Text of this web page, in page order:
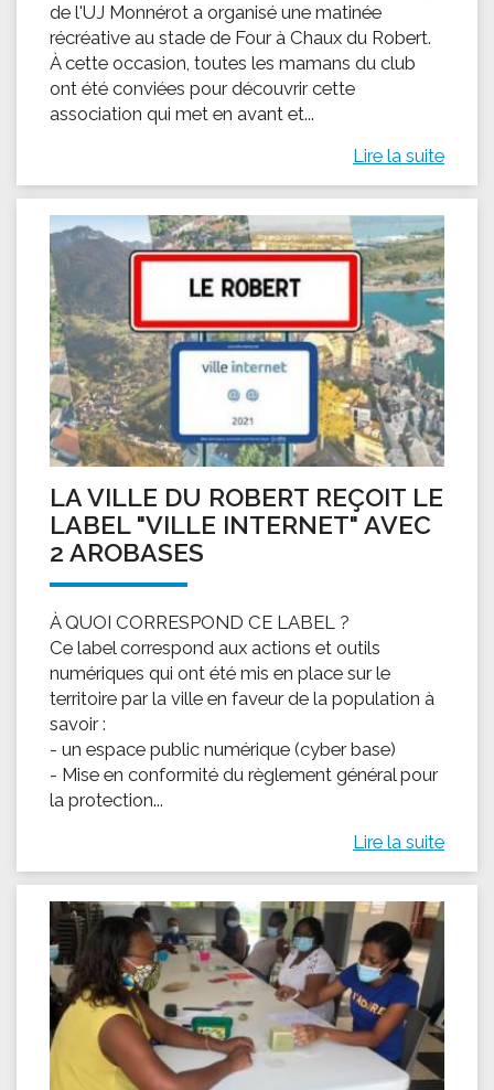
de l'UJ Monnérot a organisé une matinée
récréative au stade de Four à Chaux du Robert.
À cette occasion, toutes les mamans du club
ont été conviées pour découvrir cette
association qui met en avant et...
Lire la suite
LA VILLE DU ROBERT REÇOIT LE
LABEL "VILLE INTERNET" AVEC
2 AROBASES
À QUOI CORRESPOND CE LABEL ?
Ce label correspond aux actions et outils
numériques qui ont été mis en place sur le
territoire par la ville en faveur de la population à
savoir :
- un espace public numérique (cyber base)
- Mise en conformité du règlement général pour
la protection...
Lire la suite